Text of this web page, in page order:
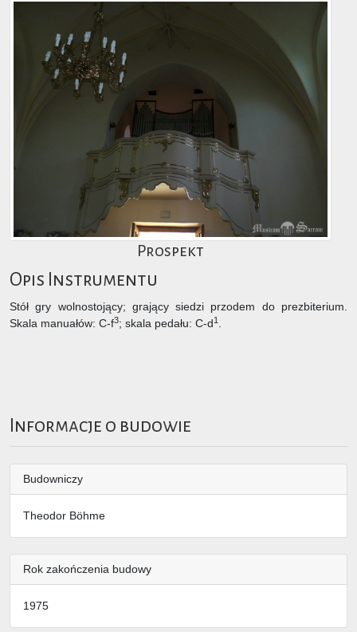
Prospekt
Opis Instrumentu
Stół gry wolnostojący; grający siedzi przodem do prezbiterium.
Skala manuałów: C-f3; skala pedału: C-d1
Informacje o budowie
Budowniczy
Theodor Böhme
Rok zakończenia budowy
1975